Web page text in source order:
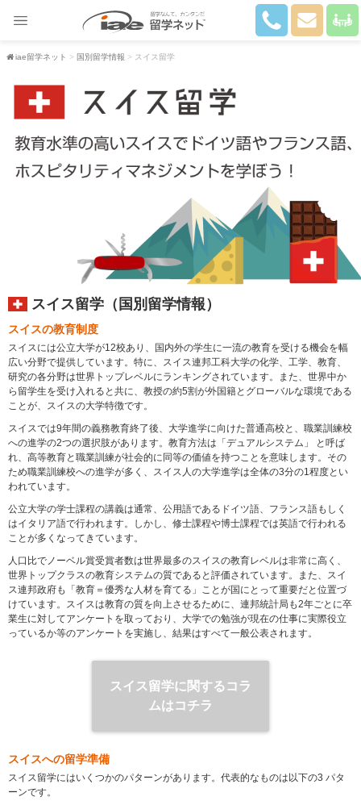
iae留学ネット 国別留学情報 スイス留学
スイス留学（国別留学情報）
スイスの教育制度
スイスには公立大学が12校あり、国内外の学生に一流の教育を受ける機会を幅
広い分野で提供しています。特に、スイス連邦工科大学の化学、工学、教育、
研究の各分野は世界トップレベルにランキングされています。また、世界中か
ら留学生を受け入れると共に、教授の約5割が外国籍とグローバルな環境である
ことが、スイスの大学特徴です。
スイスでは9年間の義務教育終了後、大学進学に向けた普通高校と、職業訓練校
への進学の2つの選択肢があります。教育方法は「デュアルシステム」 と呼ば
れ、高等教育と職業訓練が社会的に同等の価値を持つことを意味します。その
ため職業訓練校への進学が多く、スイス人の大学進学は全体の3分の1程度とい
われています。
公立大学の学士課程の講義は通常、公用語であるドイツ語、フランス語もしく
はイタリア語で行われます。しかし、修士課程や博士課程では英語で行われる
ことが多くなってきています。
人口比でノーベル賞受賞者数は世界最多のスイスの教育レベルは非常に高く、
世界トップクラスの教育システムの質であると評価されています。また、スイ
ス連邦政府も「教育＝優秀な人材を育てる」ことが国にとって重要だと位置づ
けています。スイスは教育の質を向上させるために、連邦統計局も2年ごとに卒
業生に対してアンケートを取っており、大学での勉強が現在の仕事に実際役立
っているか等のアンケートを実施し、結果はすべて一般公表されます。
スイス留学に関するコラ
ムはコチラ
スイスへの留学準備
スイス留学にはいくつかのパターンがあります。代表的なものは以下の3 パタ
ーンです。